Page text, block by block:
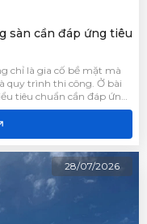
sàn cần đáp ứng tiêu
chỉ là gia cố bề mặt mà
quy trình thi công. Ở bài
tiêu chuẩn cần đáp ứng
hiệu quả sử dụng lâu
28/07/2026